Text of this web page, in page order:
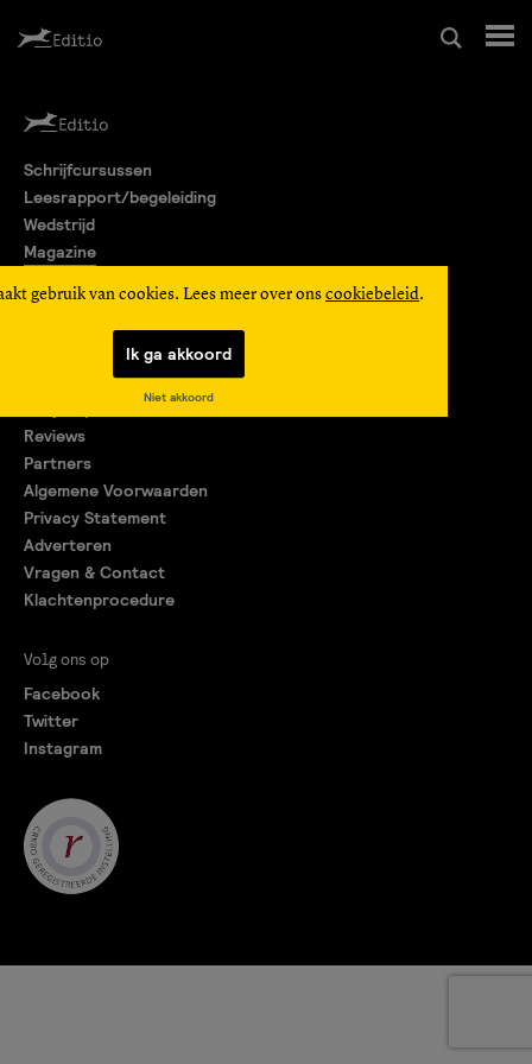
Leesrapport/begeleiding
Wedstrijd
Editio Producties
gebruik van cookies. Lees meer over ons cookiebeleid.
Ik ga akkoord
Niet akkoord
Schrijfcursussen
Leesrapport/begeleiding
Wedstrijd
Magazine
Reviews
Partners
Algemene Voorwaarden
Privacy Statement
Adverteren
Vragen & Contact
Klachtenprocedure
Volg ons op
Facebook
Twitter
Instagram